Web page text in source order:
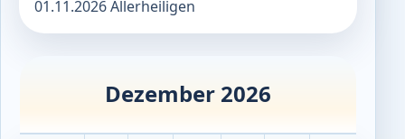
01.11.2026 Allerheiligen
Dezember 2026